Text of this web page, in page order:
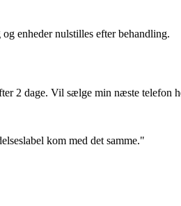
enheder nulstilles efter behandling.
2 dage. Vil sælge min næste telefon
kom med det samme."